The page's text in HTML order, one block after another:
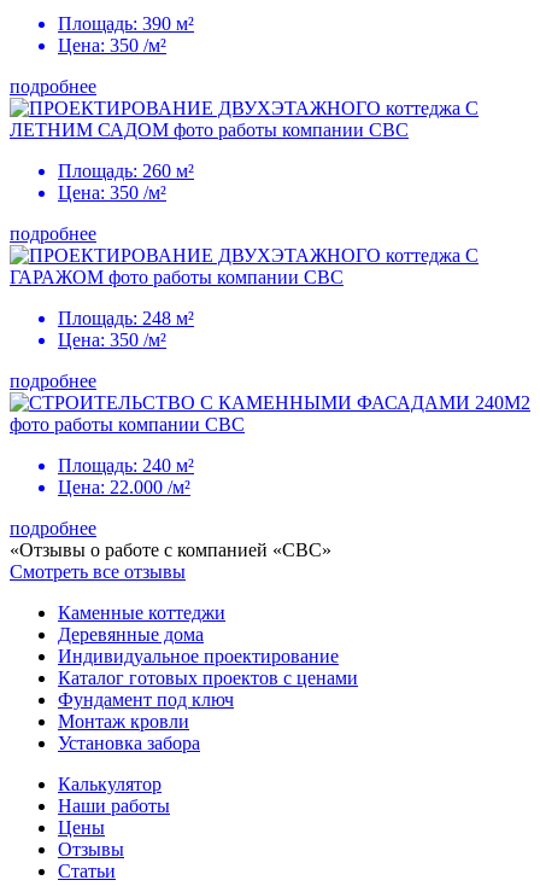
Площадь: 390 м²
Цена: 350 /м²
подробнее
Площадь: 260 м²
Цена: 350 /м²
подробнее
Площадь: 248 м²
Цена: 350 /м²
подробнее
Площадь: 240 м²
Цена: 22.000 /м²
подробнее
«Отзывы о работе с компанией «СВС»
Смотреть все отзывы
Каменные коттеджи
Деревянные дома
Индивидуальное проектирование
Каталог готовых проектов с ценами
Фундамент под ключ
Монтаж кровли
Установка забора
Калькулятор
Наши работы
Цены
Отзывы
Статьи